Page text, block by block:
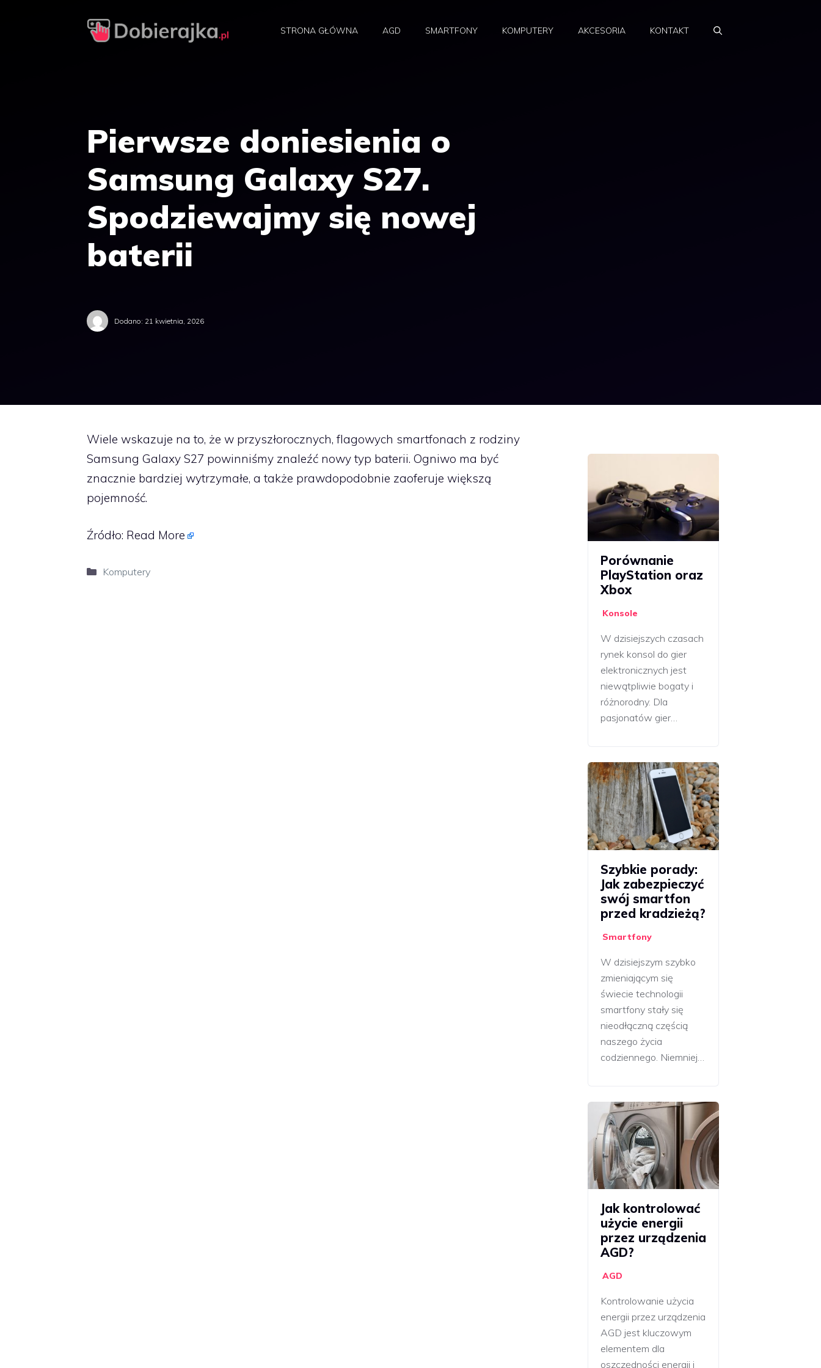
STRONA GŁÓWNA AGD SMARTFONY KOMPUTERY AKCESORIA KONTAKT
Pierwsze doniesienia o
Samsung Galaxy S27.
Spodziewajmy się nowej
baterii
Dodano: 21 kwietnia, 2026
Wiele wskazuje na to, że w przyszłorocznych, flagowych smartfonach z rodziny
Samsung Galaxy S27 powinniśmy znaleźć nowy typ baterii. Ogniwo ma być
znacznie bardziej wytrzymałe, a także prawdopodobnie zaoferuje większą
pojemność.
Źródło: Read More
Kategorie
Komputery
Porównanie
PlayStation oraz
Xbox
Konsole
W dzisiejszych czasach
rynek konsol do gier
elektronicznych jest
niewątpliwie bogaty i
różnorodny. Dla
pasjonatów gier…
Szybkie porady:
Jak zabezpieczyć
swój smartfon
przed kradzieżą?
Smartfony
W dzisiejszym szybko
zmieniającym się
świecie technologii
smartfony stały się
nieodłączną częścią
naszego życia
codziennego. Niemniej…
Jak kontrolować
użycie energii
przez urządzenia
AGD?
AGD
Kontrolowanie użycia
energii przez urządzenia
AGD jest kluczowym
elementem dla
oszczędności energii i